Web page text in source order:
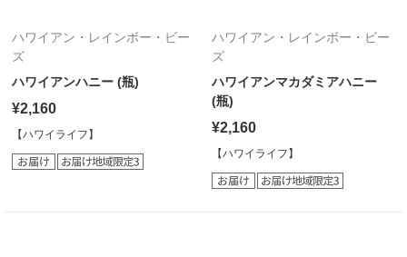
ハワイアン・レインボー・ビー
ズ
ハワイアンハニー (瓶)
¥2,160
【ハワイライフ】
ハワイアン・レインボー・ビー
ズ
ハワイアンマカダミアハニー
(瓶)
¥2,160
【ハワイライフ】